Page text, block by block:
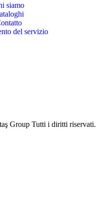
siamo
del servizio
Group Tutti i diritti riservati.